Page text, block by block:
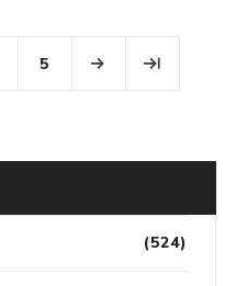
5
(524)